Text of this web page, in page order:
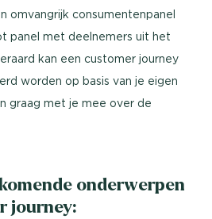
omvangrijk consumentenpanel
panel met deelnemers uit het
kan een customer journey
worden op basis van je eigen
graag met je mee over de
onderwerpen
journey: